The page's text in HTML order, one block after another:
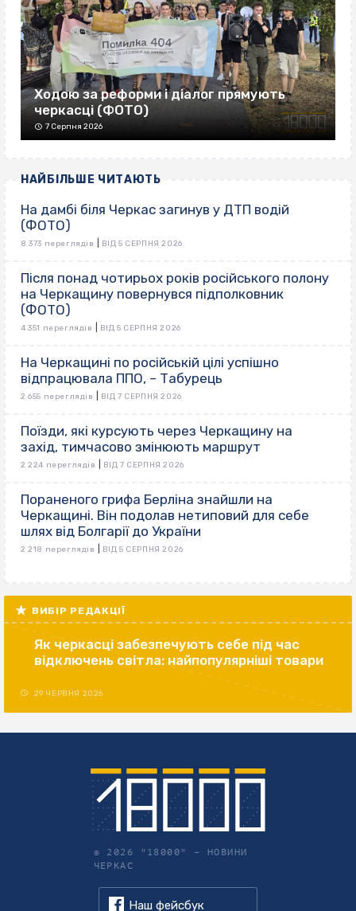
Ходою за реформи і діалог прямують
черкасці (ФОТО)
7 Серпня 2026
НАЙБІЛЬШЕ ЧИТАЮТЬ
На дамбі біля Черкас загинув у ДТП водій
(ФОТО)
8 373 переглядів ВІД 5 СЕРПНЯ 2026
Після понад чотирьох років російського полону
на Черкащину повернувся підполковник
(ФОТО)
4 351 переглядів ВІД 5 СЕРПНЯ 2026
На Черкащині по російській цілі успішно
відпрацювала ППО, – Табурець
2 655 переглядів ВІД 7 СЕРПНЯ 2026
Поїзди, які курсують через Черкащину на
захід, тимчасово змінюють маршрут
2 224 переглядів ВІД 7 СЕРПНЯ 2026
Пораненого грифа Берліна знайшли на
Черкащині. Він подолав нетиповий для себе
шлях від Болгарії до України
2 218 переглядів ВІД 5 СЕРПНЯ 2026
ВИБІР РЕДАКЦІЇ
Як черкасці забезпечують себе під час
відключень світла: найпопулярніші товари
29 ЧЕРВНЯ 2026
© 2026 "18000" – НОВИНИ
ЧЕРКАС
Наш фейсбук